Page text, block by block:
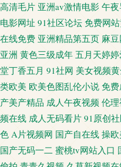
黄色电影 福利院av 伊人久久网站
料 亚州
高清毛片 亚洲av激情电影 午
电影网址 91社区论坛 免费网
在线免费 亚洲精品第五页 麻
亚洲 黄色三级成年 五月天婷
堂丁香五月 91社网 美女视频
类欧美 欧美色图乱伦小说 免
产美产精品 成人午夜视频 伦
频在线 成人无码看片 91原创
色 A片视频网 国产自在线 操
国产无码一二 蜜桃tv网站入口